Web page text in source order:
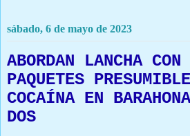
sábado, 6 de mayo de 2023
ABORDAN LANCHA
PAQUETES
COCAÍNA EN
DOS